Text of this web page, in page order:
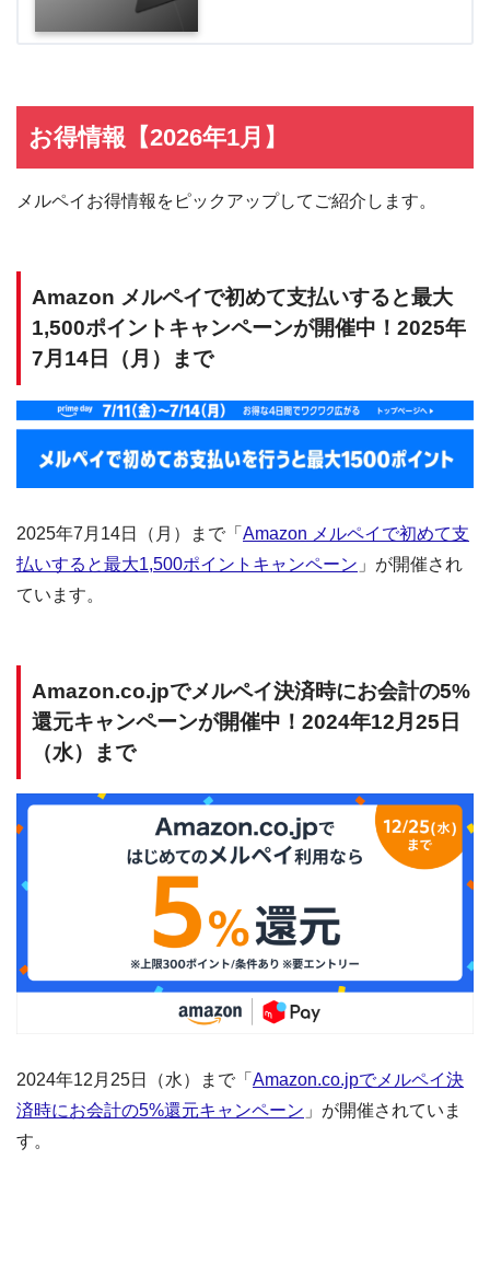
お得情報【2026年1月】
メルペイお得情報をピックアップしてご紹介します。
Amazon メルペイで初めて支払いすると最大
1,500ポイントキャンペーンが開催中！2025年
7月14日（月）まで
2025年7月14日（月）まで「 Amazon メルペイで初めて支
払いすると最大1,500ポイントキャンペーン 」が開催され
ています。
Amazon.co.jpでメルペイ決済時にお会計の5%
還元キャンペーンが開催中！2024年12月25日
（水）まで
2024年12月25日（水）まで「 Amazon.co.jpでメルペイ決
済時にお会計の5%還元キャンペーン 」が開催されていま
す。